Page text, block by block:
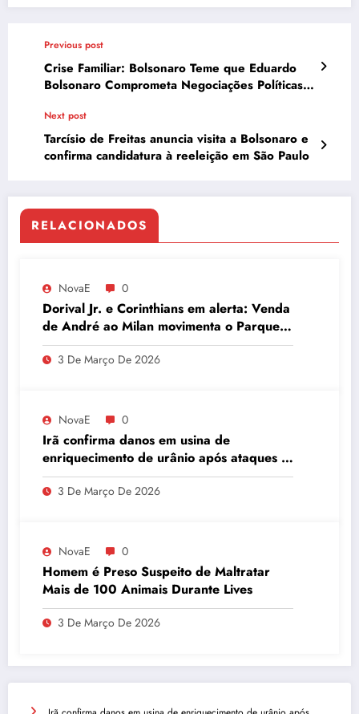
Previous post
Crise Familiar: Bolsonaro Teme que Eduardo
Bolsonaro Comprometa Negociações Políticas
Next post
Tarcísio de Freitas anuncia visita a Bolsonaro e
confirma candidatura à reeleição em São Paulo
RELACIONADOS
NovaE 0
Dorival Jr. e Corinthians em alerta: Venda
de André ao Milan movimenta o Parque
São Jorge
3 De Março De 2026
NovaE 0
Irã confirma danos em usina de
enriquecimento de urânio após ataques e
embaixador evita detalhes sobre
quantidade de urânio enriquecido
3 De Março De 2026
NovaE 0
Homem é Preso Suspeito de Maltratar
Mais de 100 Animais Durante Lives
3 De Março De 2026